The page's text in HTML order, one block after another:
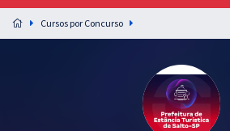
Preparação completa e intensiva para as principais
residências em saúde do Brasil
Cursos por Concurso